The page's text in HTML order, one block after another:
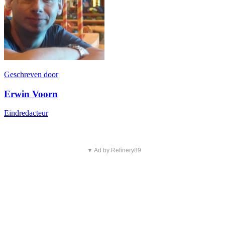
Geschreven door
Erwin Voorn
Eindredacteur
▼ Ad by Refinery89